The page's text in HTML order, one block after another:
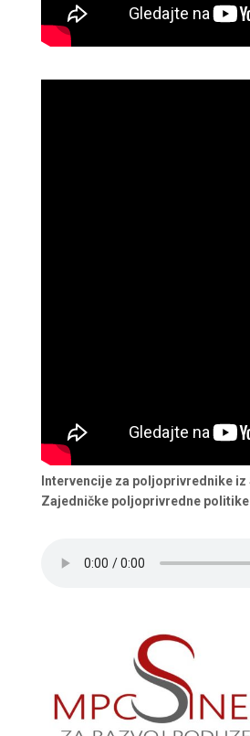
Intervencije za poljoprivrednike
Zajedničke poljoprivredne politike